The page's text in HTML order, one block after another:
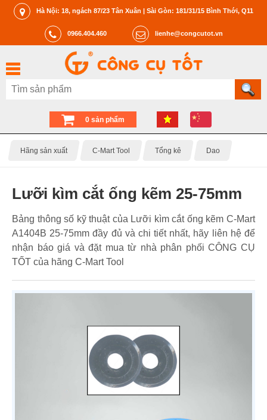
Hà Nội: 18, ngách 87/23 Tân Xuân | Sài Gòn: 181/31/15 Bình Thới, Q11
0966.404.460 lienhe@congcutot.vn
0 sản phẩm
Hãng sản xuất C-Mart Tool Tổng kê Dao
Lưỡi kìm cắt ống kẽm 25-75mm
Bảng thông số kỹ thuật của Lưỡi kìm cắt ống kẽm C-Mart
A1404B 25-75mm đầy đủ và chi tiết nhất, hãy liên hệ để
nhận báo giá và đặt mua từ nhà phân phối CÔNG CỤ
TỐT của hãng C-Mart Tool